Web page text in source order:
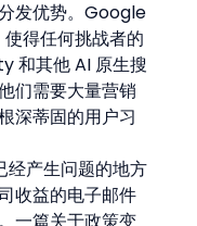
发优势。Google
得任何挑战者的
和其他 AI 原生搜
们需要大量营销
深蒂固的用户习
产生问题的地方
收益的电子邮件
一篇关于政策变